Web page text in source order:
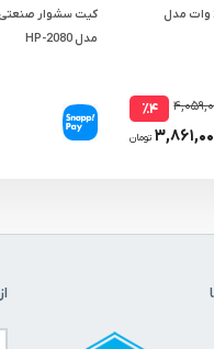
سشوار صنعتی پی ای پی 2000 وات مدل
٪۴
تومان
مدل HP-2080